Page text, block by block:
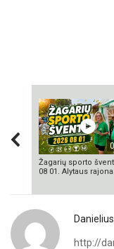
Žagarių sporto
08 01. Alytaus
http://